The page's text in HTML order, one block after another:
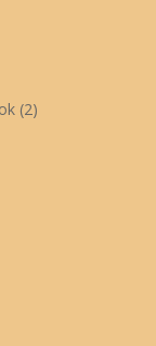
(2)